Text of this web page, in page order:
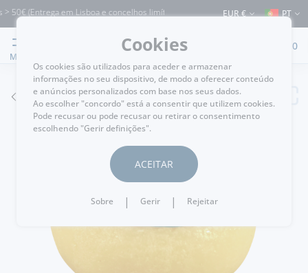
(Entrega em Lisboa e concelhos limítrofes) ⚠️ Envios para Portugal e para o
EUR € PT
MENU
0
VOLTAR
Cookies
Os cookies são utilizados para aceder e armazenar
informações no seu dispositivo, de modo a oferecer conteúdo
e anúncios personalizados com base nos seus dados.
Ao escolher "concordo" está a consentir que utilizem cookies.
Pode recusar ou pode recusar ou retirar o consentimento
escolhendo "Gerir definições".
ACEITAR
Sobre | Gerir | Rejeitar